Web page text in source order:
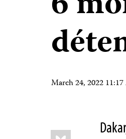
March 24, 2022
Share
Bluesky